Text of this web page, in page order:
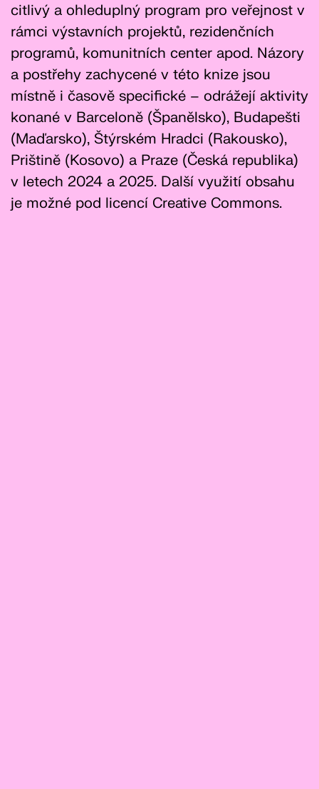
citlivý a ohleduplný program pro veřejnost v
rámci výstavních projektů, rezidenčních
programů, komunitních center apod. Názory
a postřehy zachycené v této knize jsou
místně i časově specifické – odrážejí aktivity
konané v Barceloně (Španělsko), Budapešti
(Maďarsko), Štýrském Hradci (Rakousko),
Prištině (Kosovo) a Praze (Česká republika)
v letech 2024 a 2025. Další využití obsahu
je možné pod licencí Creative Commons.